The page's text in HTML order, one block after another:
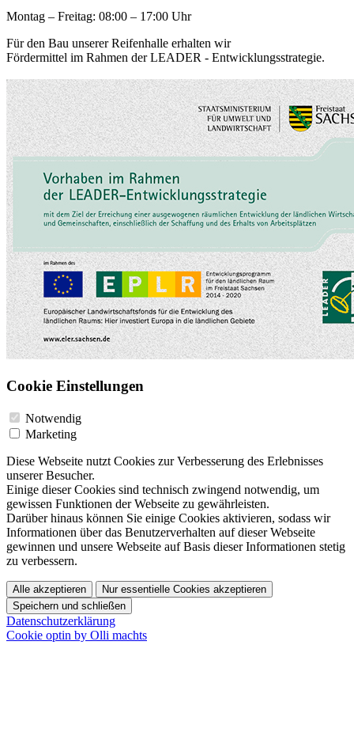
Montag – Freitag: 08:00 – 17:00 Uhr
Für den Bau unserer Reifenhalle erhalten wir
Fördermittel im Rahmen der LEADER - Entwicklungsstrategie.
Cookie Einstellungen
Notwendig
Marketing
Diese Webseite nutzt Cookies zur Verbesserung des Erlebnisses
unserer Besucher.
Einige dieser Cookies sind technisch zwingend notwendig, um
gewissen Funktionen der Webseite zu gewährleisten.
Darüber hinaus können Sie einige Cookies aktivieren, sodass wir
Informationen über das Benutzerverhalten auf dieser Webseite
gewinnen und unsere Webseite auf Basis dieser Informationen stetig
zu verbessern.
Alle akzeptieren
Nur essentielle Cookies akzeptieren
Speichern und schließen
Datenschutzerklärung
Cookie optin by Olli machts